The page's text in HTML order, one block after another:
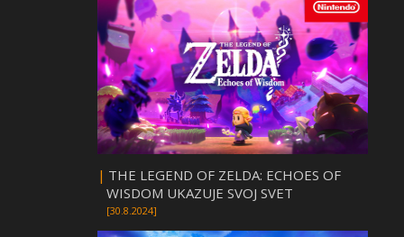
| THE LEGEND OF ZELDA: ECHOES OF
WISDOM UKAZUJE SVOJ SVET
[30.8.2024]